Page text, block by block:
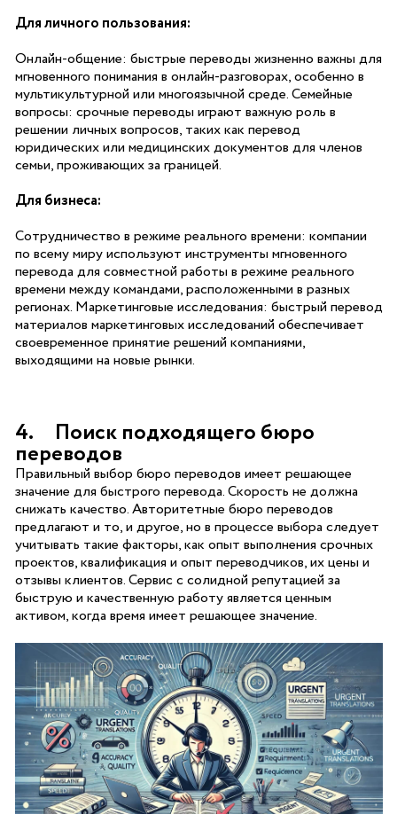
Для личного пользования:
Онлайн-общение: быстрые переводы жизненно важны для
мгновенного понимания в онлайн-разговорах, особенно в
мультикультурной или многоязычной среде. Семейные
вопросы: срочные переводы играют важную роль в
решении личных вопросов, таких как перевод
юридических или медицинских документов для членов
семьи, проживающих за границей.
Для бизнеса:
Сотрудничество в режиме реального времени: компании
по всему миру используют инструменты мгновенного
перевода для совместной работы в режиме реального
времени между командами, расположенными в разных
регионах. Маркетинговые исследования: быстрый перевод
материалов маркетинговых исследований обеспечивает
своевременное принятие решений компаниями,
выходящими на новые рынки.
4. Поиск подходящего бюро
переводов
Правильный выбор бюро переводов имеет решающее
значение для быстрого перевода. Скорость не должна
снижать качество. Авторитетные бюро переводов
предлагают и то, и другое, но в процессе выбора следует
учитывать такие факторы, как опыт выполнения срочных
проектов, квалификация и опыт переводчиков, их цены и
отзывы клиентов. Сервис с солидной репутацией за
быструю и качественную работу является ценным
активом, когда время имеет решающее значение.